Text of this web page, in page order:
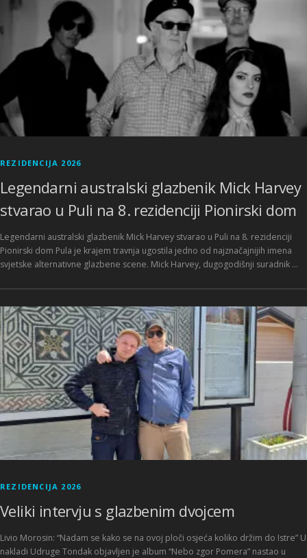
REZIDENCIJA 2026
Legendarni australski glazbenik Mick Harvey
stvarao u Puli na 8. rezidenciji Pionirski dom
Legendarni australski glazbenik Mick Harvey stvarao u Puli na 8. rezidenciji
Pionirski dom Pula je krajem travnja ugostila jedno od najznačajnijih imena
svjetske alternativne glazbene scene. Mick Harvey, dugogodišnji suradnik …
REZIDENCIJA 2026
Veliki intervju s glazbenim dvojcem
Livio Morosin: “Nadam se kako se na ovoj ploči osjeća koliko držim do Istre” U
nakladi Udruge Tondak objavljen je album “Nebo zgor Pomera” nastao u